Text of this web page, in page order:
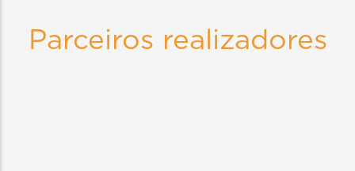
Parceiros realizadores